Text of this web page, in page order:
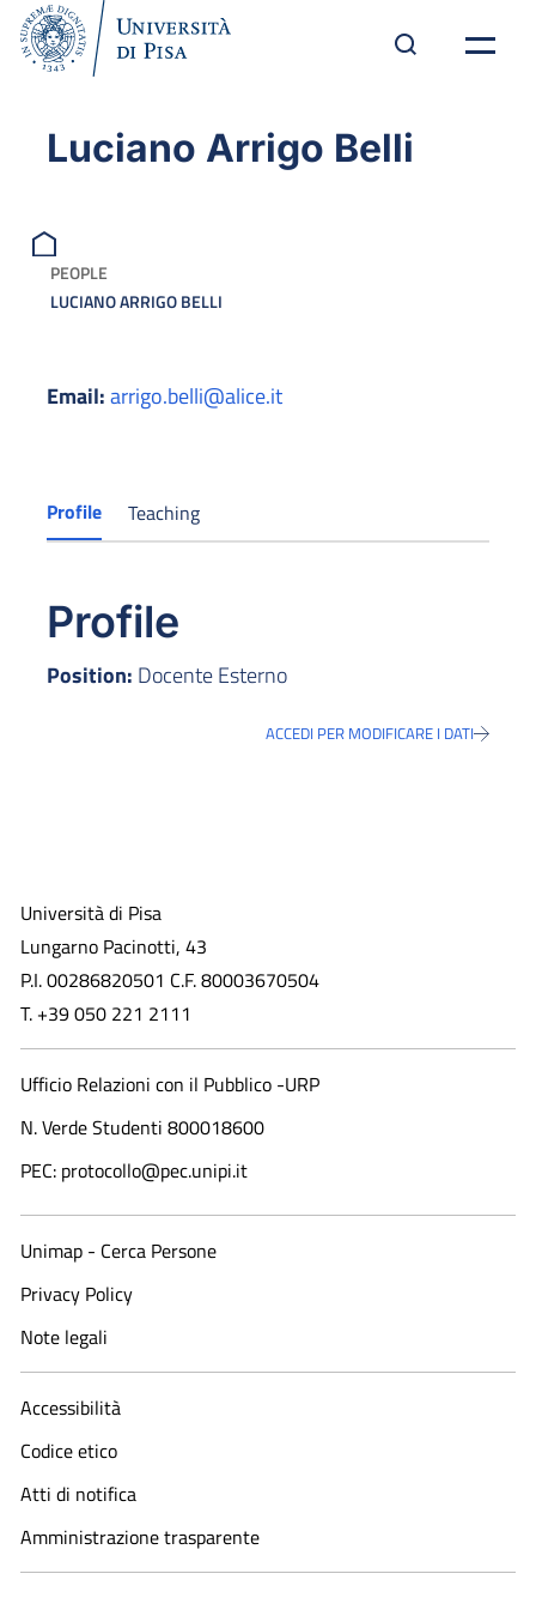
Luciano Arrigo Belli
PEOPLE
LUCIANO ARRIGO BELLI
Email:arrigo.belli@alice.it
Profile Teaching
Profile
Position: Docente Esterno
ACCEDI PER MODIFICARE I DATI
Università di Pisa
Lungarno Pacinotti, 43
P.I. 00286820501 C.F. 80003670504
T. +39 050 221 2111
Ufficio Relazioni con il Pubblico -URP
N. Verde Studenti 800018600​
PEC: protocollo@pec.unipi.it
Unimap - Cerca Persone
Privacy Policy
Note legali
Accessibilità
Codice etico
Atti di notifica
Amministrazione trasparente